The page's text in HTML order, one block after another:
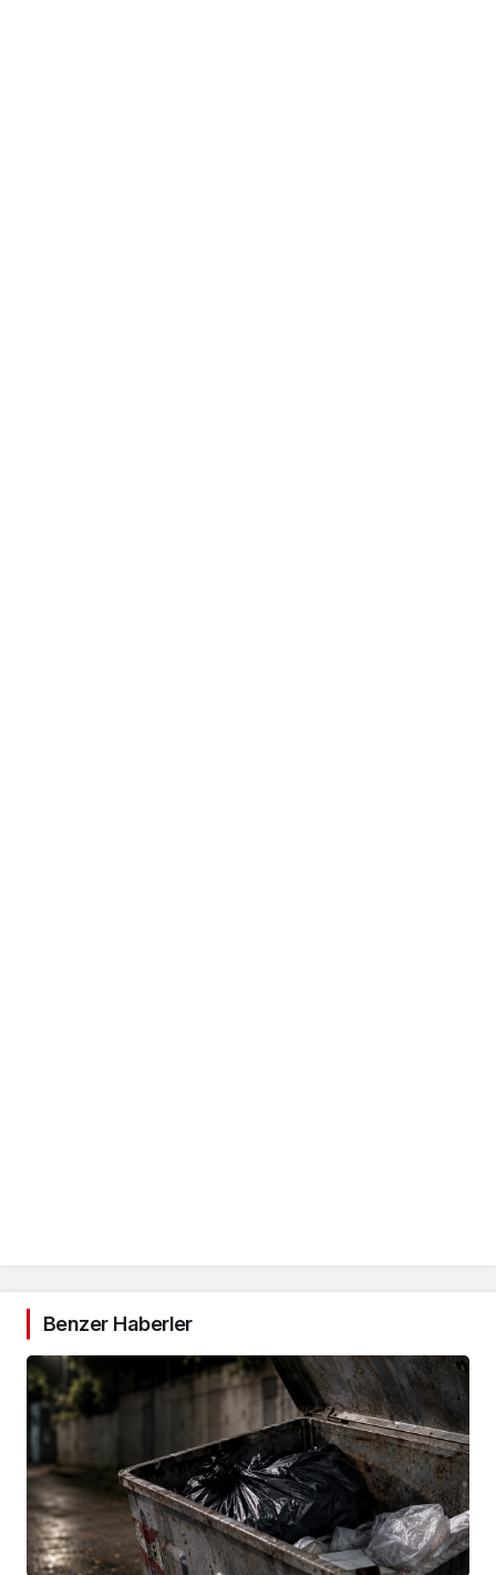
Benzer Haberler